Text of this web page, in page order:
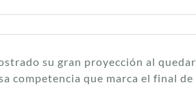
su gran proyección al quedar
competencia que marca el final de